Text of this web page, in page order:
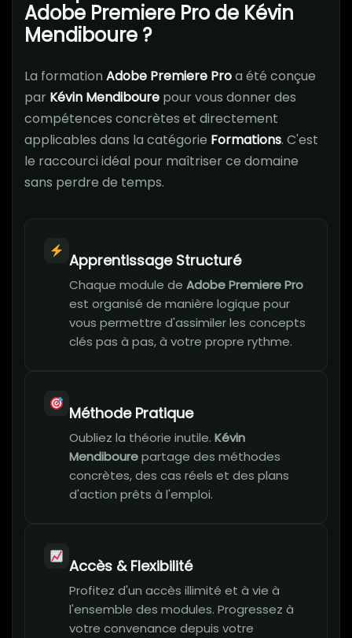
Adobe Premiere Pro de Kévin
Mendiboure ?
La formation Adobe Premiere Proa été conçue
par Kévin Mendiboure pour vous donner des
compétences concrètes et directement
applicables dans la catégorie Formations. C'est
le raccourci idéal pour maîtriser ce domaine
sans perdre de temps.
Apprentissage Structuré
Chaque module de Adobe Premiere Pro
est organisé de manière logique pour
vous permettre d'assimiler les concepts
clés pas à pas, à votre propre rythme.
Méthode Pratique
Oubliez la théorie inutile. Kévin
Mendibourepartage des méthodes
concrètes, des cas réels et des plans
d'action prêts à l'emploi.
Accès & Flexibilité
Profitez d'un accès illimité et à vie à
l'ensemble des modules. Progressez à
votre convenance depuis votre